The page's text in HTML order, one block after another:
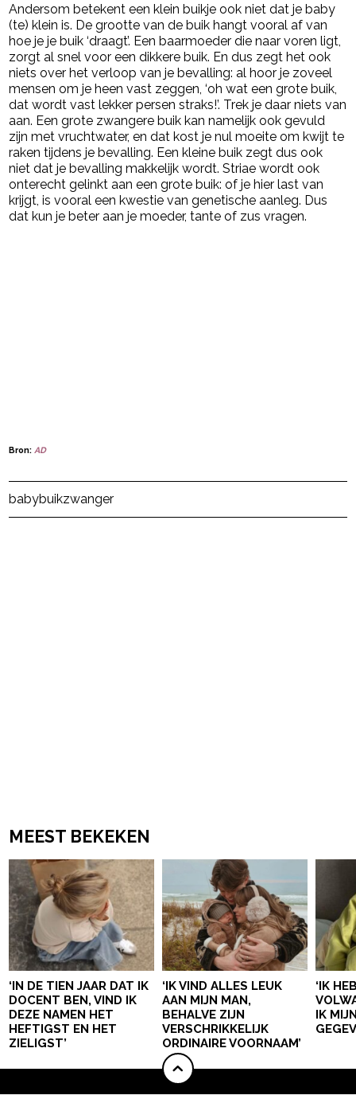
Andersom betekent een klein buikje ook niet dat je baby
(te) klein is. De grootte van de buik hangt vooral af van
hoe je je buik ‘draagt’. Een baarmoeder die naar voren ligt,
zorgt al snel voor een dikkere buik. En dus zegt het ook
niets over het verloop van je bevalling: al hoor je zoveel
mensen om je heen vast zeggen, ‘oh wat een grote buik,
dat wordt vast lekker persen straks!’. Trek je daar niets van
aan. Een grote zwangere buik kan namelijk ook gevuld
zijn met vruchtwater, en dat kost je nul moeite om kwijt te
raken tijdens je bevalling. Een kleine buik zegt dus ook
niet dat je bevalling makkelijk wordt. Striae wordt ook
onterecht gelinkt aan een grote buik: of je hier last van
krijgt, is vooral een kwestie van genetische aanleg. Dus
dat kun je beter aan je moeder, tante of zus vragen.
Bron:AD
Post Views: 618
babybuikzwanger
MEEST BEKEKEN
‘IN DE TIEN JAAR DAT IK
DOCENT BEN, VIND IK
DEZE NAMEN HET
HEFTIGST EN HET
ZIELIGST’
‘IK VIND ALLES LEUK
AAN MIJN MAN,
BEHALVE ZIJN
VERSCHRIKKELIJK
ORDINAIRE VOORNAAM’
‘IK
IK